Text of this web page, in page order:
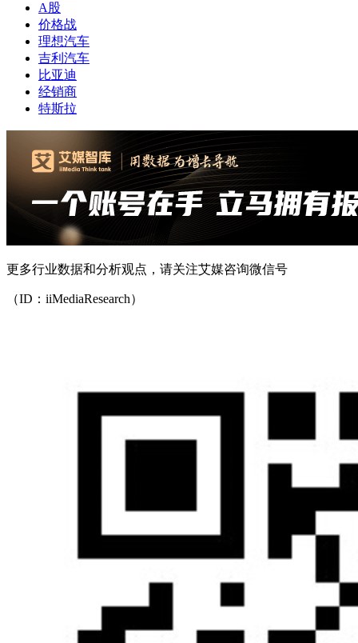
A股
价格战
理想汽车
吉利汽车
比亚迪
经销商
特斯拉
更多行业数据和分析观点，请关注艾媒咨询微信号
（ID：iiMediaResearch）